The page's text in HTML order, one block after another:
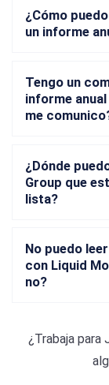
¿Cómo
un informe
Tengo un
informe
me
¿Dónde
Group que
lista?
No puedo
con Liquid
no?
¿Trabaja para